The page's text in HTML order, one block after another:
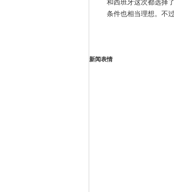
和西班牙这次都选择
条件也相当理想。不
新闻表情